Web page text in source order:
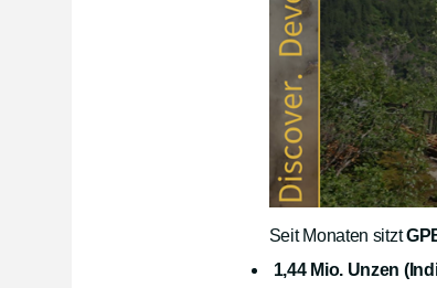
Seit Monaten sitzt
1,44 Mio. Unzen